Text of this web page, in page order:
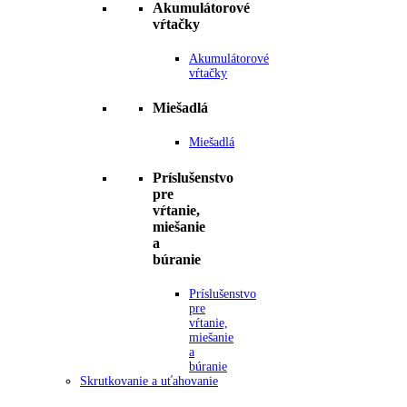
Akumulátorové
vŕtačky
Akumulátorové
vŕtačky
Miešadlá
Miešadlá
Príslušenstvo
pre
vŕtanie,
miešanie
a
búranie
Príslušenstvo
pre
vŕtanie,
miešanie
a
búranie
Skrutkovanie a uťahovanie